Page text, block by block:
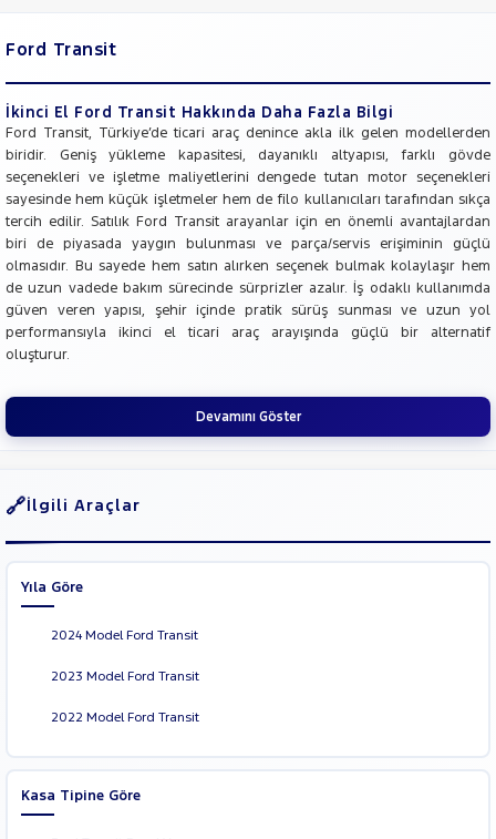
SKODA
SSANGYONG
SUBARU
TESLA
TOYOTA
TRAKTÖR
VOLKSWAGEN
Ford Transit
İkinci El Ford Transit Hakkında Daha Fazla Bilgi
Ford Transit, Türkiye’de ticari araç denince akla ilk gelen modellerden
biridir. Geniş yükleme kapasitesi, dayanıklı altyapısı, farklı gövde
seçenekleri ve işletme maliyetlerini dengede tutan motor seçenekleri
sayesinde hem küçük işletmeler hem de filo kullanıcıları tarafından sıkça
tercih edilir. Satılık Ford Transit arayanlar için en önemli avantajlardan
biri de piyasada yaygın bulunması ve parça/servis erişiminin güçlü
olmasıdır. Bu sayede hem satın alırken seçenek bulmak kolaylaşır hem
de uzun vadede bakım sürecinde sürprizler azalır. İş odaklı kullanımda
güven veren yapısı, şehir içinde pratik sürüş sunması ve uzun yol
performansıyla ikinci el ticari araç arayışında güçlü bir alternatif
oluşturur.
Devamını Göster
İlgili Araçlar
Yıla Göre
2024 Model Ford Transit
2023 Model Ford Transit
2022 Model Ford Transit
Kasa Tipine Göre